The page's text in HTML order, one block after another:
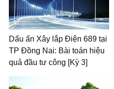
Dấu ấn Xây lắp Điện 689 tại
TP Đồng Nai: Bài toán hiệu
quả đầu tư công [Kỳ 3]